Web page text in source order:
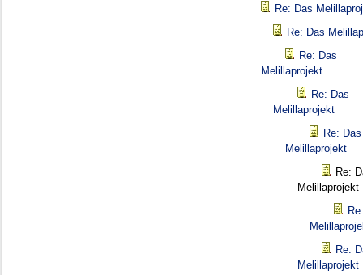
Re: Das
Re: Das
Re: Das
Melillaprojekt
Re: Das
Melillaprojekt
Re: Das
Melillaprojekt
Re:
Melillaprojekt
Re:
Melillaprojekt